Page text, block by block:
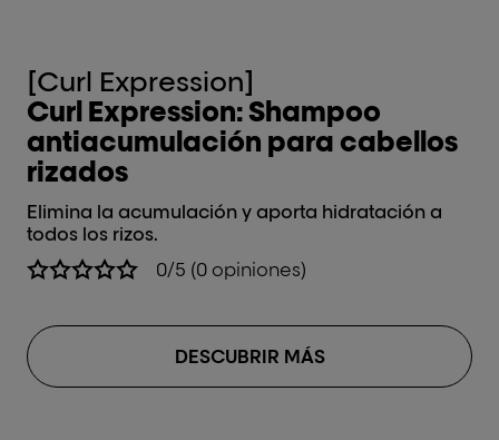
[Curl Expression]
Curl Expression: Shampoo
antiacumulación para cabellos
rizados
Elimina la acumulación y aporta hidratación a
todos los rizos.
0/5 (0 opiniones)
DESCUBRIR MÁS